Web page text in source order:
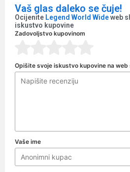
Vaš glas daleko se čuje!
Ocijenite Legend World Wideweb
iskustvo kupovine
Zadovoljstvo kupovinom
Opišite svoje iskustvo kupovine na web
Vaše ime